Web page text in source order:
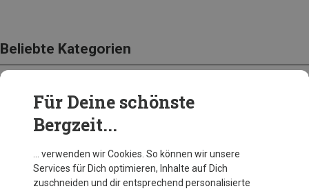
Beliebte Kategorien
BEKLEIDUNG
Für Deine schönste
Bergzeit...
… verwenden wir Cookies. So können wir unsere
Services für Dich optimieren, Inhalte auf Dich
zuschneiden und dir entsprechend personalisierte